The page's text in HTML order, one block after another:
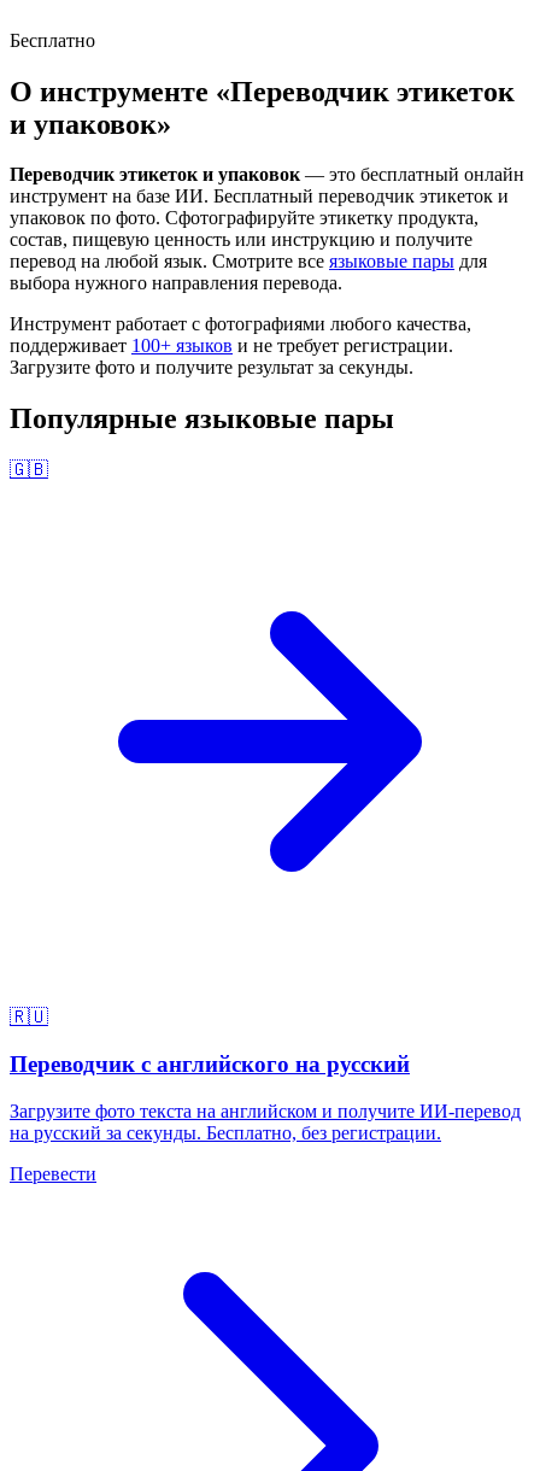
Бесплатно
О инструменте «Переводчик этикеток
и упаковок»
Переводчик этикеток и упаковок— это бесплатный онлайн
инструмент на базе ИИ. Бесплатный переводчик этикеток и
упаковок по фото. Сфотографируйте этикетку продукта,
состав, пищевую ценность или инструкцию и получите
перевод на любой язык. Смотрите все языковые пары для
выбора нужного направления перевода.
Инструмент работает с фотографиями любого качества,
поддерживает 100+ языков и не требует регистрации.
Загрузите фото и получите результат за секунды.
Популярные языковые пары
🇬🇧
🇷🇺
Переводчик с английского на русский
Загрузите фото текста на английском и получите ИИ-перевод
на русский за секунды. Бесплатно, без регистрации.
Перевести